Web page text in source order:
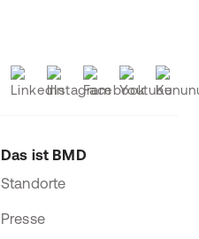
Das ist BMD
Standorte
Presse